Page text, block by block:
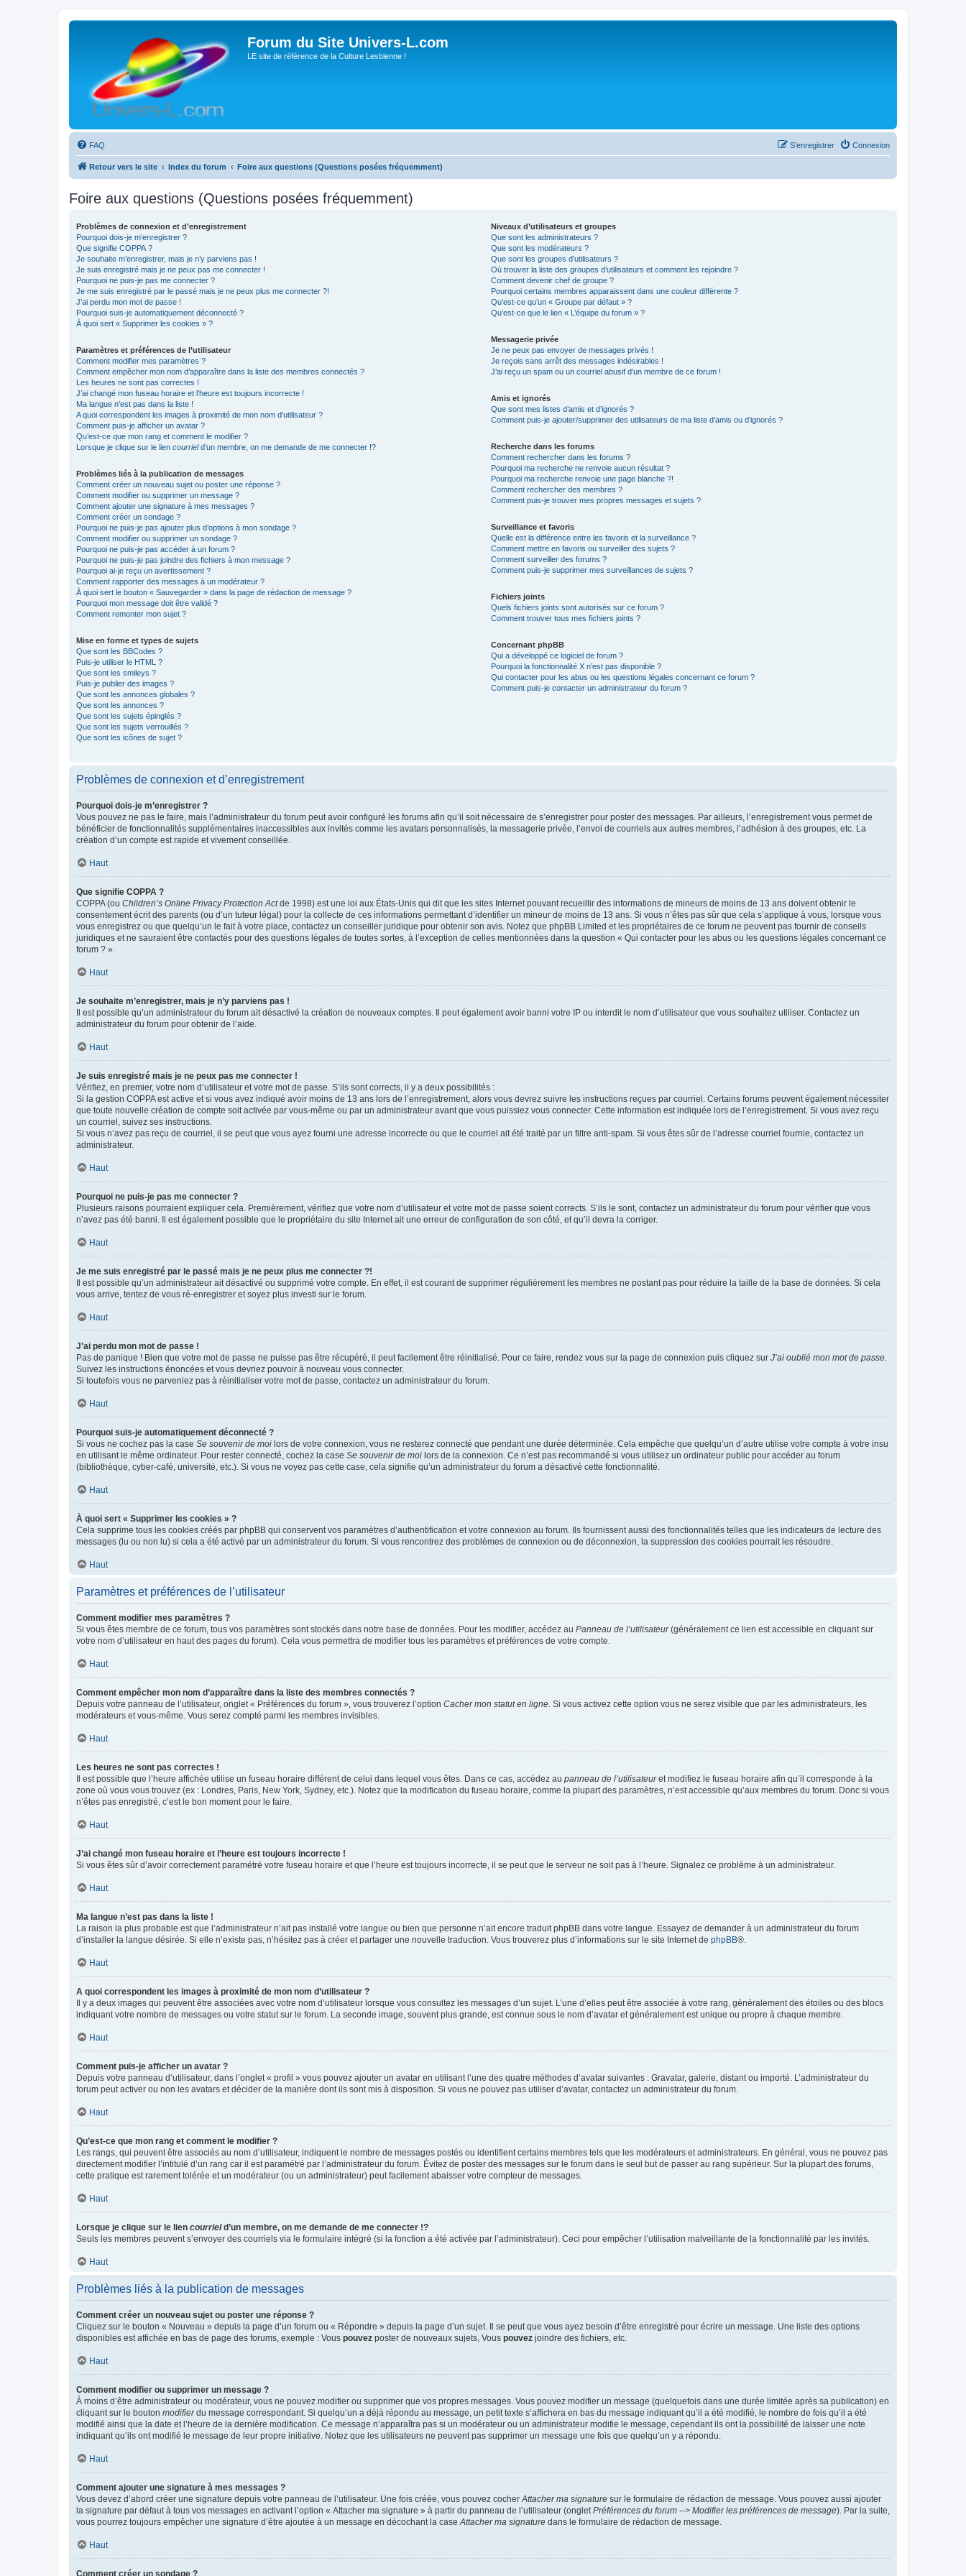
Forum du Site Univers-L.com
LE site de référence de la Culture Lesbienne !
FAQ Connexion
S’enregistrer
Retour vers le site Index du forum Foire aux questions (Questions posées fréquemment)
Foire aux questions (Questions posées fréquemment)
Problèmes de connexion et d’enregistrement
Pourquoi dois-je m’enregistrer ?
Que signifie COPPA ?
Je souhaite m’enregistrer, mais je n’y parviens pas !
Je suis enregistré mais je ne peux pas me connecter !
Pourquoi ne puis-je pas me connecter ?
Je me suis enregistré par le passé mais je ne peux plus me connecter ?!
J’ai perdu mon mot de passe !
Pourquoi suis-je automatiquement déconnecté ?
À quoi sert « Supprimer les cookies » ?
Paramètres et préférences de l’utilisateur
Comment modifier mes paramètres ?
Comment empêcher mon nom d’apparaître dans la liste des membres connectés ?
Les heures ne sont pas correctes !
J’ai changé mon fuseau horaire et l’heure est toujours incorrecte !
Ma langue n’est pas dans la liste !
A quoi correspondent les images à proximité de mon nom d’utilisateur ?
Comment puis-je afficher un avatar ?
Qu’est-ce que mon rang et comment le modifier ?
Lorsque je clique sur le lien courrield’un membre, on me demande de me connecter !?
Problèmes liés à la publication de messages
Comment créer un nouveau sujet ou poster une réponse ?
Comment modifier ou supprimer un message ?
Comment ajouter une signature à mes messages ?
Comment créer un sondage ?
Pourquoi ne puis-je pas ajouter plus d’options à mon sondage ?
Comment modifier ou supprimer un sondage ?
Pourquoi ne puis-je pas accéder à un forum ?
Pourquoi ne puis-je pas joindre des fichiers à mon message ?
Pourquoi ai-je reçu un avertissement ?
Comment rapporter des messages à un modérateur ?
À quoi sert le bouton « Sauvegarder » dans la page de rédaction de message ?
Pourquoi mon message doit être validé ?
Comment remonter mon sujet ?
Mise en forme et types de sujets
Que sont les BBCodes ?
Puis-je utiliser le HTML ?
Que sont les smileys ?
Puis-je publier des images ?
Que sont les annonces globales ?
Que sont les annonces ?
Que sont les sujets épinglés ?
Que sont les sujets verrouillés ?
Que sont les icônes de sujet ?
Niveaux d’utilisateurs et groupes
Que sont les administrateurs ?
Que sont les modérateurs ?
Que sont les groupes d’utilisateurs ?
Où trouver la liste des groupes d’utilisateurs et comment les rejoindre ?
Comment devenir chef de groupe ?
Pourquoi certains membres apparaissent dans une couleur différente ?
Qu’est-ce qu’un « Groupe par défaut » ?
Qu’est-ce que le lien « L’équipe du forum » ?
Messagerie privée
Je ne peux pas envoyer de messages privés !
Je reçois sans arrêt des messages indésirables !
J’ai reçu un spam ou un courriel abusif d’un membre de ce forum !
Amis et ignorés
Que sont mes listes d’amis et d’ignorés ?
Comment puis-je ajouter/supprimer des utilisateurs de ma liste d’amis ou d’ignorés ?
Recherche dans les forums
Comment rechercher dans les forums ?
Pourquoi ma recherche ne renvoie aucun résultat ?
Pourquoi ma recherche renvoie une page blanche ?!
Comment rechercher des membres ?
Comment puis-je trouver mes propres messages et sujets ?
Surveillance et favoris
Quelle est la différence entre les favoris et la surveillance ?
Comment mettre en favoris ou surveiller des sujets ?
Comment surveiller des forums ?
Comment puis-je supprimer mes surveillances de sujets ?
Fichiers joints
Quels fichiers joints sont autorisés sur ce forum ?
Comment trouver tous mes fichiers joints ?
Concernant phpBB
Qui a développé ce logiciel de forum ?
Pourquoi la fonctionnalité X n’est pas disponible ?
Qui contacter pour les abus ou les questions légales concernant ce forum ?
Comment puis-je contacter un administrateur du forum ?
Problèmes de connexion et d’enregistrement
Pourquoi dois-je m’enregistrer ?
Vous pouvez ne pas le faire, mais l’administrateur du forum peut avoir configuré les forums afin qu’il soit nécessaire de s’enregistrer pour poster des messages. Par ailleurs, l’enregistrement vous permet de
bénéficier de fonctionnalités supplémentaires inaccessibles aux invités comme les avatars personnalisés, la messagerie privée, l’envoi de courriels aux autres membres, l’adhésion à des groupes, etc. La
création d’un compte est rapide et vivement conseillée.
Haut
Que signifie COPPA ?
COPPA (ou Children’s Online Privacy Protection Actde 1998) est une loi aux États-Unis qui dit que les sites Internet pouvant recueillir des informations de mineurs de moins de 13 ans doivent obtenir le
consentement écrit des parents (ou d’un tuteur légal) pour la collecte de ces informations permettant d’identifier un mineur de moins de 13 ans. Si vous n’êtes pas sûr que cela s’applique à vous, lorsque vous
vous enregistrez ou que quelqu’un le fait à votre place, contactez un conseiller juridique pour obtenir son avis. Notez que phpBB Limited et les propriétaires de ce forum ne peuvent pas fournir de conseils
juridiques et ne sauraient être contactés pour des questions légales de toutes sortes, à l’exception de celles mentionnées dans la question « Qui contacter pour les abus ou les questions légales concernant ce
forum ? ».
Haut
Je souhaite m’enregistrer, mais je n’y parviens pas !
Il est possible qu’un administrateur du forum ait désactivé la création de nouveaux comptes. Il peut également avoir banni votre IP ou interdit le nom d’utilisateur que vous souhaitez utiliser. Contactez un
administrateur du forum pour obtenir de l’aide.
Haut
Je suis enregistré mais je ne peux pas me connecter !
Vérifiez, en premier, votre nom d’utilisateur et votre mot de passe. S’ils sont corrects, il y a deux possibilités :
Si la gestion COPPA est active et si vous avez indiqué avoir moins de 13 ans lors de l’enregistrement, alors vous devrez suivre les instructions reçues par courriel. Certains forums peuvent également nécessiter
que toute nouvelle création de compte soit activée par vous-même ou par un administrateur avant que vous puissiez vous connecter. Cette information est indiquée lors de l’enregistrement. Si vous avez reçu
un courriel, suivez ses instructions.
Si vous n’avez pas reçu de courriel, il se peut que vous ayez fourni une adresse incorrecte ou que le courriel ait été traité par un filtre anti-spam. Si vous êtes sûr de l’adresse courriel fournie, contactez un
administrateur.
Haut
Pourquoi ne puis-je pas me connecter ?
Plusieurs raisons pourraient expliquer cela. Premièrement, vérifiez que votre nom d’utilisateur et votre mot de passe soient corrects. S’ils le sont, contactez un administrateur du forum pour vérifier que vous
n’avez pas été banni. Il est également possible que le propriétaire du site Internet ait une erreur de configuration de son côté, et qu’il devra la corriger.
Haut
Je me suis enregistré par le passé mais je ne peux plus me connecter ?!
Il est possible qu’un administrateur ait désactivé ou supprimé votre compte. En effet, il est courant de supprimer régulièrement les membres ne postant pas pour réduire la taille de la base de données. Si cela
vous arrive, tentez de vous ré-enregistrer et soyez plus investi sur le forum.
Haut
J’ai perdu mon mot de passe !
Pas de panique ! Bien que votre mot de passe ne puisse pas être récupéré, il peut facilement être réinitialisé. Pour ce faire, rendez vous sur la page de connexion puis cliquez sur J’ai oublié mon mot de passe.
Suivez les instructions énoncées et vous devriez pouvoir à nouveau vous connecter.
Si toutefois vous ne parveniez pas à réinitialiser votre mot de passe, contactez un administrateur du forum.
Haut
Pourquoi suis-je automatiquement déconnecté ?
Si vous ne cochez pas la case Se souvenir de moi lors de votre connexion, vous ne resterez connecté que pendant une durée déterminée. Cela empêche que quelqu’un d’autre utilise votre compte à votre insu
en utilisant le même ordinateur. Pour rester connecté, cochez la case Se souvenir de moi lors de la connexion. Ce n’est pas recommandé si vous utilisez un ordinateur public pour accéder au forum
(bibliothèque, cyber-café, université, etc.). Si vous ne voyez pas cette case, cela signifie qu’un administrateur du forum a désactivé cette fonctionnalité.
Haut
À quoi sert « Supprimer les cookies » ?
Cela supprime tous les cookies créés par phpBB qui conservent vos paramètres d’authentification et votre connexion au forum. Ils fournissent aussi des fonctionnalités telles que les indicateurs de lecture des
messages (lu ou non lu) si cela a été activé par un administrateur du forum. Si vous rencontrez des problèmes de connexion ou de déconnexion, la suppression des cookies pourrait les résoudre.
Haut
Paramètres et préférences de l’utilisateur
Comment modifier mes paramètres ?
Si vous êtes membre de ce forum, tous vos paramètres sont stockés dans notre base de données. Pour les modifier, accédez au Panneau de l’utilisateur(généralement ce lien est accessible en cliquant sur
votre nom d’utilisateur en haut des pages du forum). Cela vous permettra de modifier tous les paramètres et préférences de votre compte.
Haut
Comment empêcher mon nom d’apparaître dans la liste des membres connectés ?
Depuis votre panneau de l’utilisateur, onglet « Préférences du forum », vous trouverez l’option Cacher mon statut en ligne. Si vous activez cette option vous ne serez visible que par les administrateurs, les
modérateurs et vous-même. Vous serez compté parmi les membres invisibles.
Haut
Les heures ne sont pas correctes !
Il est possible que l’heure affichée utilise un fuseau horaire différent de celui dans lequel vous êtes. Dans ce cas, accédez au panneau de l’utilisateuret modifiez le fuseau horaire afin qu’il corresponde à la
zone où vous vous trouvez (ex : Londres, Paris, New York, Sydney, etc.). Notez que la modification du fuseau horaire, comme la plupart des paramètres, n’est accessible qu’aux membres du forum. Donc si vous
n’êtes pas enregistré, c’est le bon moment pour le faire.
Haut
J’ai changé mon fuseau horaire et l’heure est toujours incorrecte !
Si vous êtes sûr d’avoir correctement paramétré votre fuseau horaire et que l’heure est toujours incorrecte, il se peut que le serveur ne soit pas à l’heure. Signalez ce problème à un administrateur.
Haut
Ma langue n’est pas dans la liste !
La raison la plus probable est que l’administrateur n’ait pas installé votre langue ou bien que personne n’ait encore traduit phpBB dans votre langue. Essayez de demander à un administrateur du forum
d’installer la langue désirée. Si elle n’existe pas, n’hésitez pas à créer et partager une nouvelle traduction. Vous trouverez plus d’informations sur le site Internet de phpBB®.
Haut
A quoi correspondent les images à proximité de mon nom d’utilisateur ?
Il y a deux images qui peuvent être associées avec votre nom d’utilisateur lorsque vous consultez les messages d’un sujet. L’une d’elles peut être associée à votre rang, généralement des étoiles ou des blocs
indiquant votre nombre de messages ou votre statut sur le forum. La seconde image, souvent plus grande, est connue sous le nom d’avatar et généralement est unique ou propre à chaque membre.
Haut
Comment puis-je afficher un avatar ?
Depuis votre panneau d’utilisateur, dans l’onglet « profil » vous pouvez ajouter un avatar en utilisant l’une des quatre méthodes d’avatar suivantes : Gravatar, galerie, distant ou importé. L’administrateur du
forum peut activer ou non les avatars et décider de la manière dont ils sont mis à disposition. Si vous ne pouvez pas utiliser d’avatar, contactez un administrateur du forum.
Haut
Qu’est-ce que mon rang et comment le modifier ?
Les rangs, qui peuvent être associés au nom d’utilisateur, indiquent le nombre de messages postés ou identifient certains membres tels que les modérateurs et administrateurs. En général, vous ne pouvez pas
directement modifier l’intitulé d’un rang car il est paramétré par l’administrateur du forum. Évitez de poster des messages sur le forum dans le seul but de passer au rang supérieur. Sur la plupart des forums,
cette pratique est rarement tolérée et un modérateur (ou un administrateur) peut facilement abaisser votre compteur de messages.
Haut
Lorsque je clique sur le lien courrield’un membre, on me demande de me connecter !?
Seuls les membres peuvent s’envoyer des courriels via le formulaire intégré (si la fonction a été activée par l’administrateur). Ceci pour empêcher l’utilisation malveillante de la fonctionnalité par les invités.
Haut
Problèmes liés à la publication de messages
Comment créer un nouveau sujet ou poster une réponse ?
Cliquez sur le bouton « Nouveau » depuis la page d’un forum ou « Répondre » depuis la page d’un sujet. Il se peut que vous ayez besoin d’être enregistré pour écrire un message. Une liste des options
disponibles est affichée en bas de page des forums, exemple : Vous pouvez poster de nouveaux sujets, Vous pouvez joindre des fichiers, etc.
Haut
Comment modifier ou supprimer un message ?
À moins d’être administrateur ou modérateur, vous ne pouvez modifier ou supprimer que vos propres messages. Vous pouvez modifier un message (quelquefois dans une durée limitée après sa publication) en
cliquant sur le bouton modifierdu message correspondant. Si quelqu’un a déjà répondu au message, un petit texte s’affichera en bas du message indiquant qu’il a été modifié, le nombre de fois qu’il a été
modifié ainsi que la date et l’heure de la dernière modification. Ce message n’apparaîtra pas si un modérateur ou un administrateur modifie le message, cependant ils ont la possibilité de laisser une note
indiquant qu’ils ont modifié le message de leur propre initiative. Notez que les utilisateurs ne peuvent pas supprimer un message une fois que quelqu’un y a répondu.
Haut
Comment ajouter une signature à mes messages ?
Vous devez d’abord créer une signature depuis votre panneau de l’utilisateur. Une fois créée, vous pouvez cocherAttacher ma signature sur le formulaire de rédaction de message. Vous pouvez aussi ajouter
la signature par défaut à tous vos messages en activant l’option « Attacher ma signature » à partir du panneau de l’utilisateur (ongletPréférences du forum --> Modifier les préférences de message). Par la suite,
vous pourrez toujours empêcher une signature d’être ajoutée à un message en décochant la caseAttacher ma signature dans le formulaire de rédaction de message.
Haut
Comment créer un sondage ?